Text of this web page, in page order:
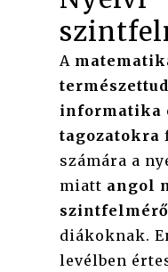
A
informatika
tagozatokra
számára a
miatt angol
diákoknak.
levélben